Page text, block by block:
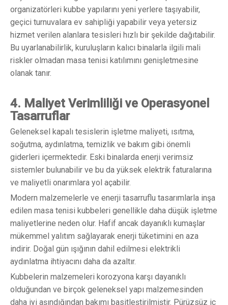
organizatörleri kubbe yapılarını yeni yerlere taşıyabilir,
geçici turnuvalara ev sahipliği yapabilir veya yetersiz
hizmet verilen alanlara tesisleri hızlı bir şekilde dağıtabilir.
Bu uyarlanabilirlik, kuruluşların kalıcı binalarla ilgili mali
riskler olmadan masa tenisi katılımını genişletmesine
olanak tanır.
4. Maliyet Verimliliği ve Operasyonel
Tasarruflar
Geleneksel kapalı tesislerin işletme maliyeti, ısıtma,
soğutma, aydınlatma, temizlik ve bakım gibi önemli
giderleri içermektedir. Eski binalarda enerji verimsiz
sistemler bulunabilir ve bu da yüksek elektrik faturalarına
ve maliyetli onarımlara yol açabilir.
Modern malzemelerle ve enerji tasarruflu tasarımlarla inşa
edilen masa tenisi kubbeleri genellikle daha düşük işletme
maliyetlerine neden olur. Hafif ancak dayanıklı kumaşlar
mükemmel yalıtım sağlayarak enerji tüketimini en aza
indirir. Doğal gün ışığının dahil edilmesi elektrikli
aydınlatma ihtiyacını daha da azaltır.
Kubbelerin malzemeleri korozyona karşı dayanıklı
olduğundan ve birçok geleneksel yapı malzemesinden
daha iyi aşındığından bakımı basitleştirilmiştir. Pürüzsüz iç